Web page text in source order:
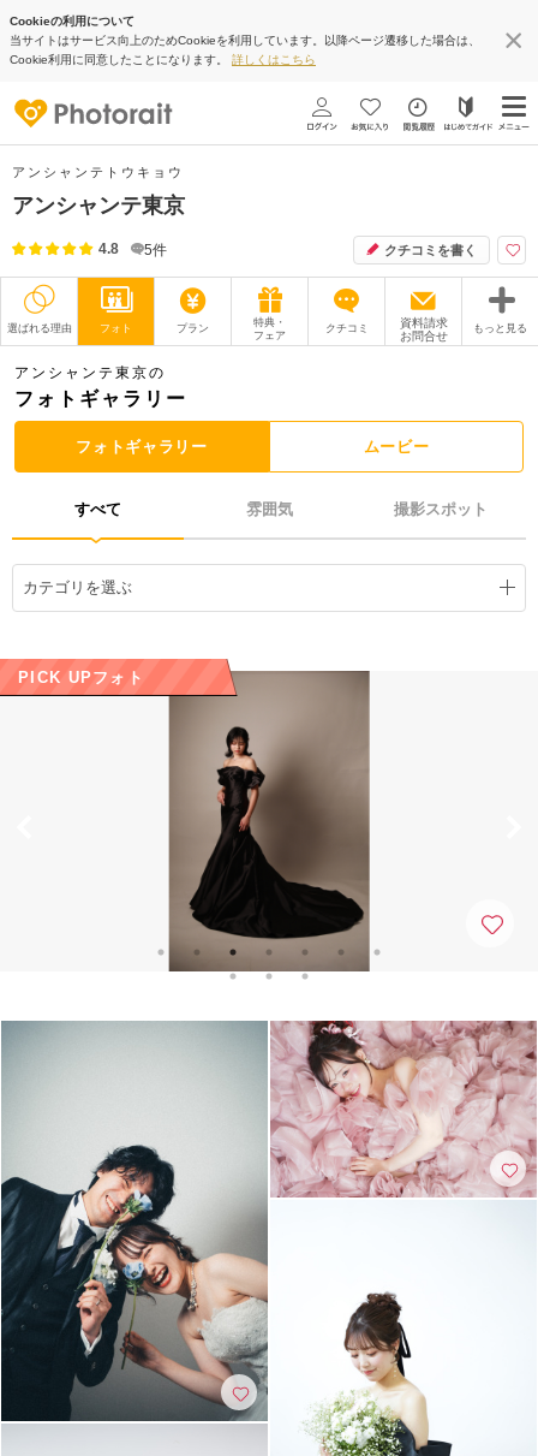
Cookieの利用について
当サイトはサービス向上のためCookieを利用しています。以降ページ遷移した場合は、
Cookie利用に同意したことになります。 詳しくはこちら
アンシャンテトウキョウ
アンシャンテ東京
4.8 5件 クチコミを書く
選ばれる理由 フォト プラン
特典・
フェア
クチコミ
資料請求
お問合せ
もっと見る
撮影レポート
衣装 ムービー
ブログ
アクセス/TEL スタジオトップ
こだわりポイント
家族・友人と撮影
豊富なカラードレス
アンシャンテ東京の
フォトギャラリー
フォトギャラリー ムービー
すべて 雰囲気 撮影スポット
カテゴリを選ぶ
PICK UPフォト